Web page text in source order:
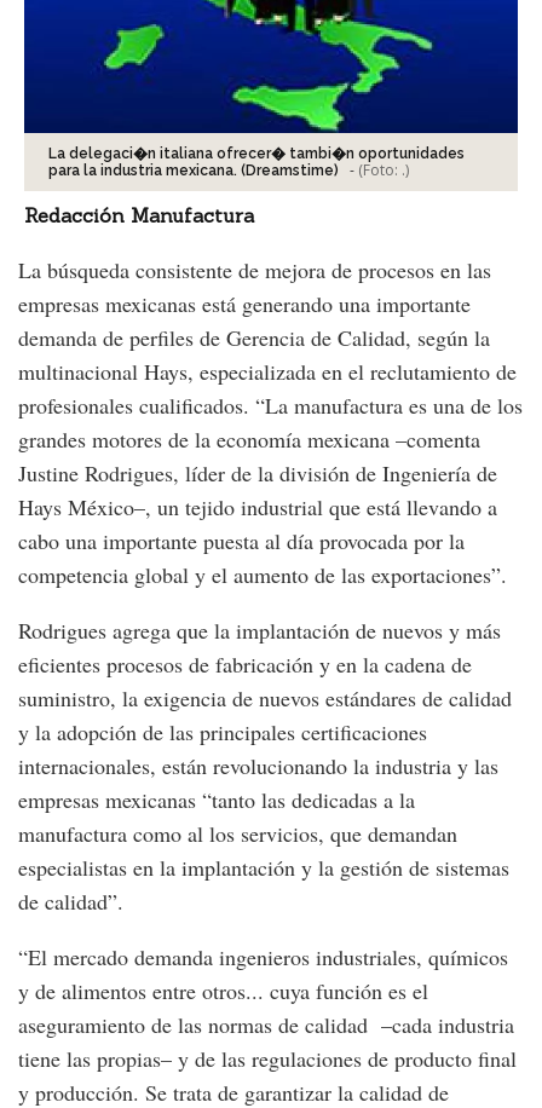
La delegaci�n italiana ofrecer� tambi�n oportunidades
para la industria mexicana. (Dreamstime)
- (Foto: .)
Redacción Manufactura
La búsqueda consistente de mejora de procesos en las
empresas mexicanas está generando una importante
demanda de perfiles de Gerencia de Calidad, según la
multinacional Hays, especializada en el reclutamiento de
profesionales cualificados. “La manufactura es una de los
grandes motores de la economía mexicana –comenta
Justine Rodrigues, líder de la división de Ingeniería de
Hays México–, un tejido industrial que está llevando a
cabo una importante puesta al día provocada por la
competencia global y el aumento de las exportaciones”.
Rodrigues agrega que la implantación de nuevos y más
eficientes procesos de fabricación y en la cadena de
suministro, la exigencia de nuevos estándares de calidad
y la adopción de las principales certificaciones
internacionales, están revolucionando la industria y las
empresas mexicanas “tanto las dedicadas a la
manufactura como al los servicios, que demandan
especialistas en la implantación y la gestión de sistemas
de calidad”.
“El mercado demanda ingenieros industriales, químicos
y de alimentos entre otros... cuya función es el
aseguramiento de las normas de calidad –cada industria
tiene las propias– y de las regulaciones de producto final
y producción. Se trata de garantizar la calidad de